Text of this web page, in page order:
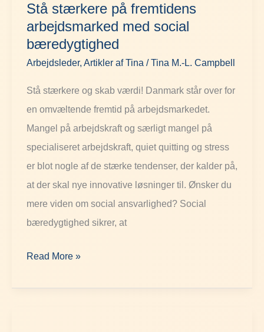
Stå stærkere på fremtidens
arbejdsmarked med social
bæredygtighed
Arbejdsleder, Artikler af Tina /Tina M.-L. Campbell
Stå stærkere og skab værdi! Danmark står over for
en omvæltende fremtid på arbejdsmarkedet.
Mangel på arbejdskraft og særligt mangel på
specialiseret arbejdskraft, quiet quitting og stress
er blot nogle af de stærke tendenser, der kalder på,
at der skal nye innovative løsninger til. Ønsker du
mere viden om social ansvarlighed? Social
bæredygtighed sikrer, at
fremtidens
arbejdsmarked
med
social
bæredygtighed
Read More »